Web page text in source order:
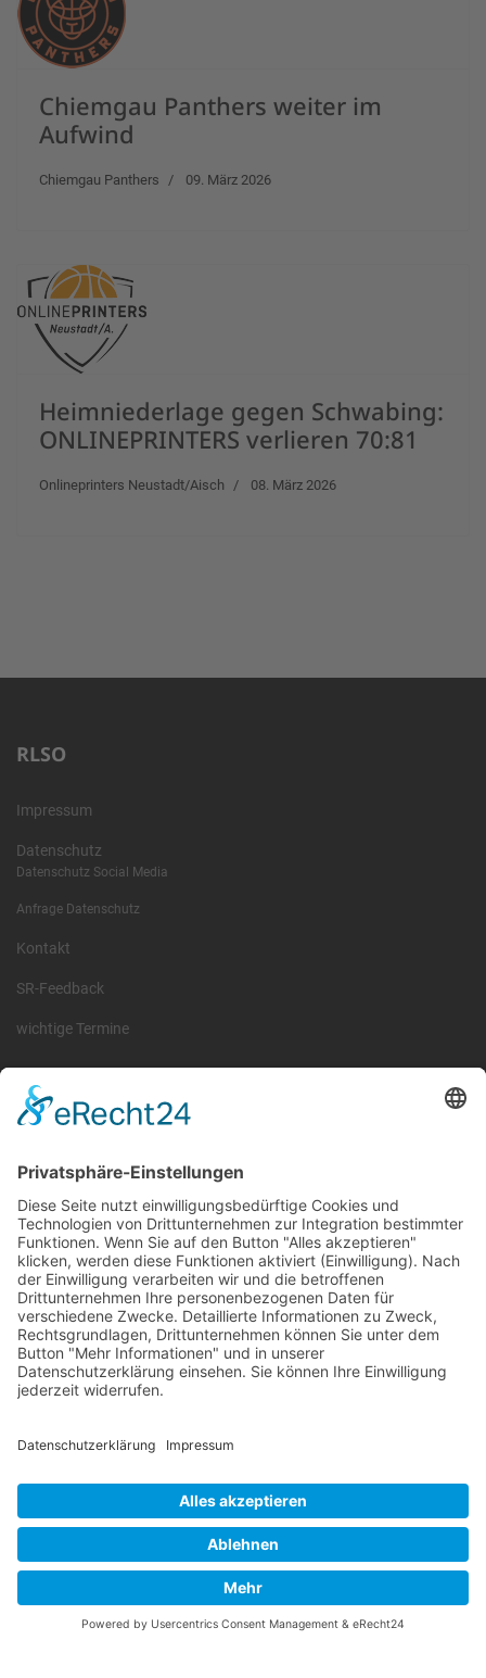
Chiemgau Panthers weiter im
Aufwind
Chiemgau Panthers 09. März 2026
Heimniederlage gegen Schwabing:
ONLINEPRINTERS verlieren 70:81
Onlineprinters Neustadt/Aisch 08. März 2026
RLSO
Impressum
Datenschutz
Datenschutz Social Media
Anfrage Datenschutz
Kontakt
SR-Feedback
wichtige Termine
Information
Sachsen und Thüringen. Er ist als eingetragener Verein tätig und
gleichzeitig Veranstalter der Spiele der Regionalliga in
verschiedenen Ligen.
Die RLSO ist jetzt auch erreichbar unter der Adresse
Wir betreiben ...